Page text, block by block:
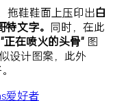
拖鞋鞋面上压印出白
文字。 同时，在此
"正在喷火的头骨" 图
设计图案，此外